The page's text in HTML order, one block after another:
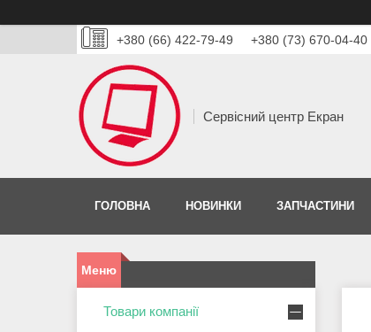
+380 (66) 422-79-49 +380 (73) 670-04-40
Сервісний центр Екран
ГОЛОВНА НОВИНКИ ЗАПЧАСТИНИ
Товари компанії